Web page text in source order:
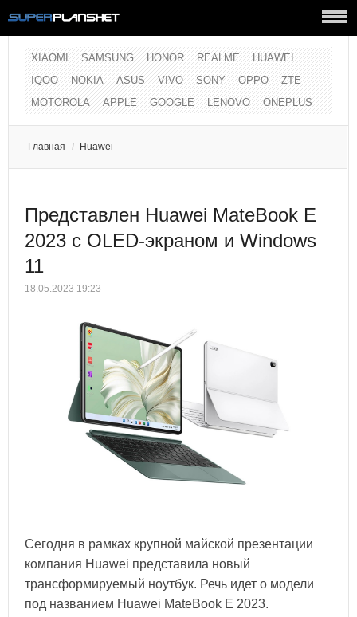
XIAOMI SAMSUNG HONOR REALME
HUAWEI
IQOO
NOKIA ASUS VIVO SONY OPPO
ZTE
MOTOROLA
APPLE GOOGLE LENOVO ONEPLUS
Главная / Huawei
Представлен Huawei MateBook E
2023 с OLED-экраном и Windows
11
18.05.2023 19:23
Сегодня в рамках крупной майской презентации
компания Huawei представила новый
трансформируемый ноутбук. Речь идет о модели
под названием Huawei MateBook E 2023.